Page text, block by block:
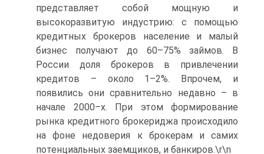
представляет собой мощную и
высокоразвитую индустрию: с помощью
кредитных брокеров население и малый
бизнес получают до 60–75% займов. В
России доля брокеров в привлечении
кредитов – около 1–2%. Впрочем, и
появились они сравнительно недавно – в
начале 2000–х. При этом формирование
рынка кредитного брокериджа происходило
на фоне недоверия к брокерам и самих
потенциальных заемщиков, и банкиров.\r\n